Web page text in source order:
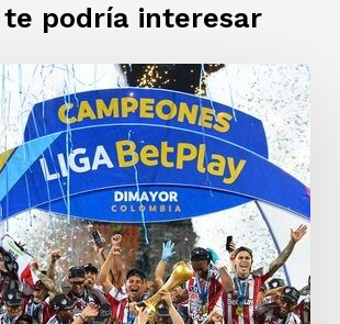
te podría interesar